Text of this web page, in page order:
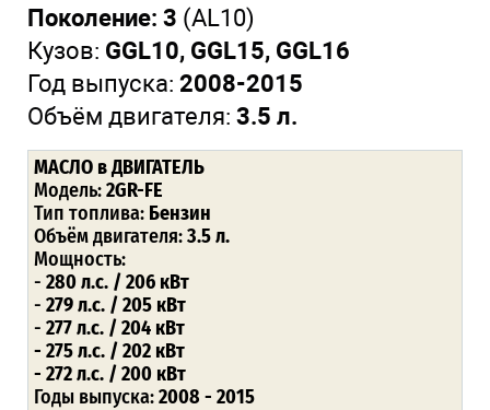
Поколение: 3 (AL10)
Кузов: GGL10, GGL15, GGL16
Год выпуска: 2008-2015
Объём двигателя: 3.5 л.
МАСЛО в ДВИГАТЕЛЬ
Модель:2GR-FE
Тип топлива: Бензин
Объём двигателя:3.5 л.
Мощность:
- 280 л.с. / 206 кВт
- 279 л.с. / 205 кВт
- 277 л.с. / 204 кВт
- 275 л.с. / 202 кВт
- 272 л.с. / 200 кВт
Годы выпуска:2008 - 2015